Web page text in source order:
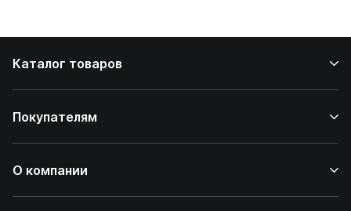
Каталог товаров
Покупателям
О компании